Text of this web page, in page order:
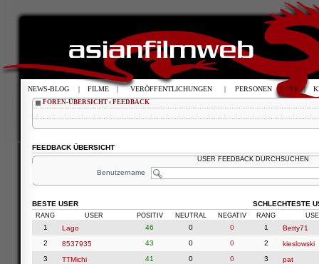
FOREN-ÜBERSICHT ‹ FEEDBACK
FEEDBACK ÜBERSICHT
USER FEEDBACK DURCHSUCHEN
Benutzername
BESTE USER
RANG USER POSITIV NEUTRAL NEGATIV
1 Lago 46 0
0
2
8537935 43 0
0
3
TTMichi 41 0
0
SCHLECHTESTE
RANG
1
Betty71
2
kieslowski
3
pat
NEWS-BLOG | FILME | VERÖFFENTLICHUNGEN | PERSONEN | TV |